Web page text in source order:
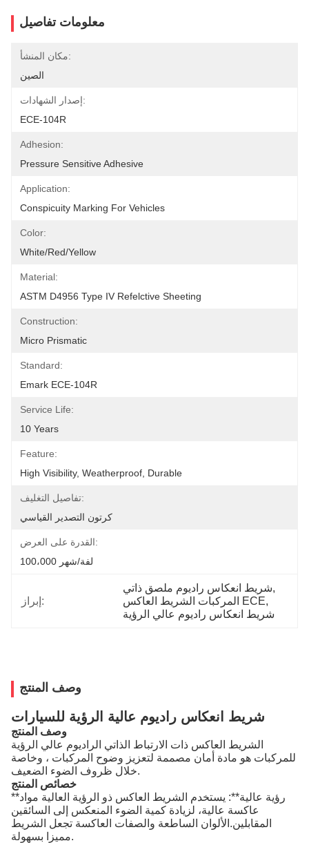
معلومات تفاصيل
مكان المنشأ:
الصين
إصدار الشهادات:
ECE-104R
Adhesion:
Pressure Sensitive Adhesive
Application:
Conspicuity Marking For Vehicles
Color:
White/Red/Yellow
Material:
ASTM D4956 Type IV Refelctive Sheeting
Construction:
Micro Prismatic
Standard:
Emark ECE-104R
Service Life:
10 Years
Feature:
High Visibility, Weatherproof, Durable
تفاصيل التغليف:
كرتون التصدير القياسي
القدرة على العرض:
100،000 لفة/شهر
إبراز:
شريط انعكاس راديوم ملصق ذاتي,
المركبات الشريط العاكس ECE,
شريط انعكاس راديوم عالي الرؤية
وصف المنتج
شريط انعكاس راديوم عالية الرؤية للسيارات
وصف المنتج
الشريط العاكس ذات الارتباط الذاتي الراديوم عالي الرؤية
للمركبات هو مادة أمان مصممة لتعزيز وضوح المركبات ، وخاصة
خلال ظروف الضوء الضعيف.
خصائص المنتج
**رؤية عالية**: يستخدم الشريط العاكس ذو الرؤية العالية مواد
عاكسة عالية، لزيادة كمية الضوء المنعكس إلى السائقين
المقابلين.الألوان الساطعة والصفات العاكسة تجعل الشريط
مميزا بسهولة.